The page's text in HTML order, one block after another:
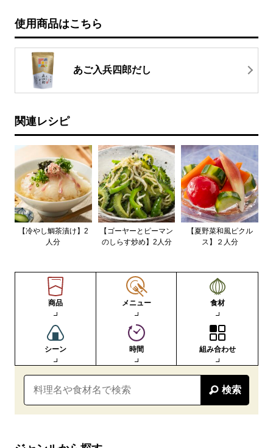
使用商品はこちら
あご入兵四郎だし
関連レシピ
【冷やし鯛茶漬け】2
人分
【ゴーヤーとピーマン
のしらす炒め】2人分
【夏野菜和風ピクル
ス】２人分
商品 メニュー 食材
シーン 時間 組み合わせ
検索